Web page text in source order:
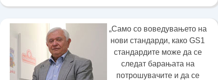
„Само со воведувањето на
нови стандарди, како GS1
стандардите може да се
следат барањата на
потрошувачите и да се